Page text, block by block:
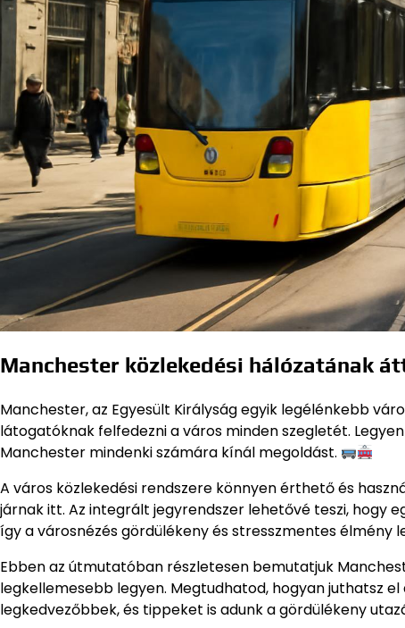
Manchester közlekedési hálózatának
Manchester, az Egyesült Királyság egyik legélénkebb
látogatóknak felfedezni a város minden szegletét.
Manchester mindenki számára kínál megoldást.
A város közlekedési rendszere könnyen érthető és
járnak itt. Az integrált jegyrendszer lehetővé teszi, hogy
így a városnézés gördülékeny és stresszmentes élmény
Ebben az útmutatóban részletesen bemutatjuk
legkellemesebb legyen. Megtudhatod, hogyan juthatsz
legkedvezőbbek, és tippeket is adunk a gördülékeny